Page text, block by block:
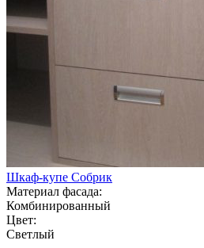
Шкаф-купе Собрик
Материал фасада:
Комбинированный
Цвет:
Светлый